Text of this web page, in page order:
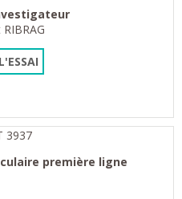
3937
première ligne